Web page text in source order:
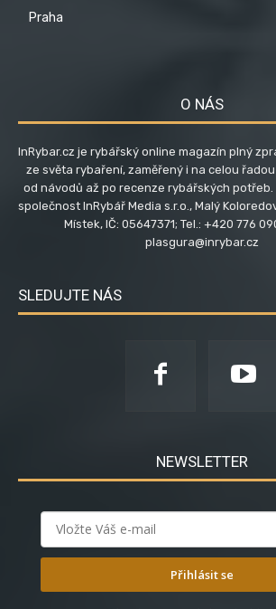
Praha
O NÁS
InRybar.cz je rybářský online magazín plný
ze světa rybaření, zaměřený i na celou
od návodů až po recenze rybářských
společnost InRybář Media s.r.o., Malý
Místek, IČ: 05647371; Tel.: +420 776
plasgura@inrybar.cz
SLEDUJTE NÁS
NEWSLETTER
Přihlásit se